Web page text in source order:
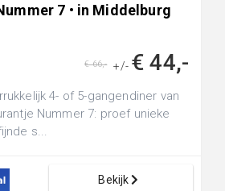
7 • in Middelburg
+/- € 44,-
€ 66,-
4- of 5-gangendiner van
Nummer 7: proef unieke
s...
Bekijk